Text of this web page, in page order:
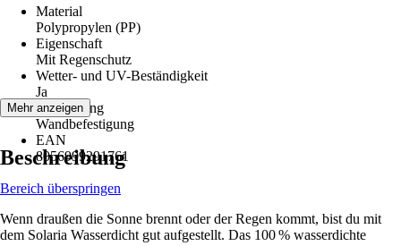
Material
Polypropylen (PP)
Eigenschaft
Mit Regenschutz
Wetter- und UV-Beständigkeit
Ja
Befestigung
Wandbefestigung
EAN
8056999291761
Mehr anzeigen
Beschreibung
Bereich überspringen
Wenn draußen die Sonne brennt oder der Regen kommt, bist du mit
dem Solaria Wasserdicht gut aufgestellt. Das 100 % wasserdichte